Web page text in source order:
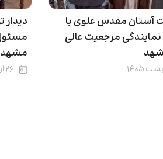
آستان مقدس علوی با
نمایندگی مرجعیت عالی
مشهد
۲۶ اردیبهشت ۱۴۰۵